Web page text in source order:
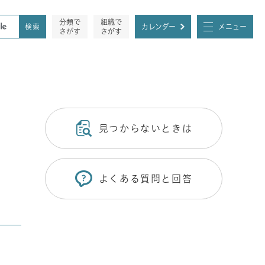
分類で
さがす
組織で
さがす
カレンダー メニュー
見つからないときは
よくある質問と回答